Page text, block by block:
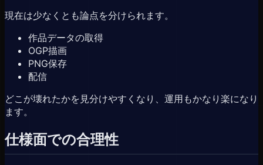
現在は少なくとも論点を分けられます。
作品データの取得
OGP描画
PNG保存
配信
どこが壊れたかを見分けやすくなり、運用もかなり楽になり
ます。
仕様面での合理性